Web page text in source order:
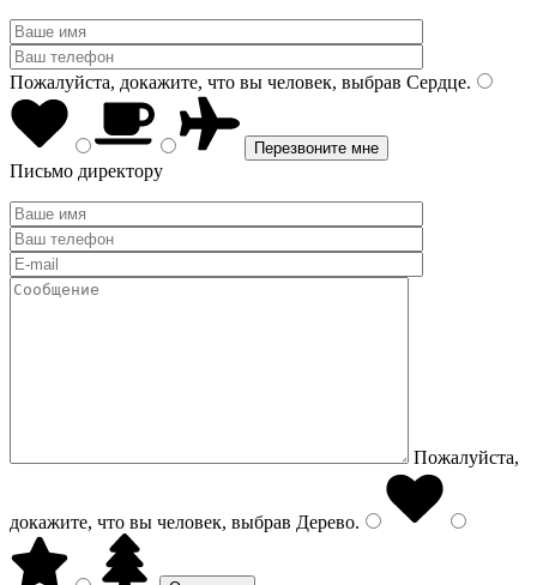
Пожалуйста, докажите, что вы человек, выбрав Сердце.
Письмо директору
Пожалуйста,
докажите, что вы человек, выбрав Дерево.